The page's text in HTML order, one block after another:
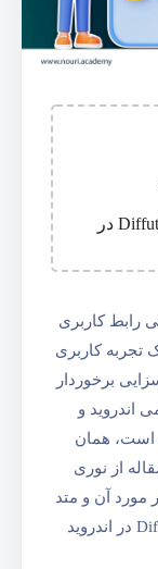
پییشنهادات (best practice) در کار با Diffutil در
رابط کاربری
تجربه کاربری
برخوردار
اندروید و
است، همان
از نوری
مورد آن و متد
های آن ارائه دهم، تا انتهای مقاله ی DiffUtils در اندروید